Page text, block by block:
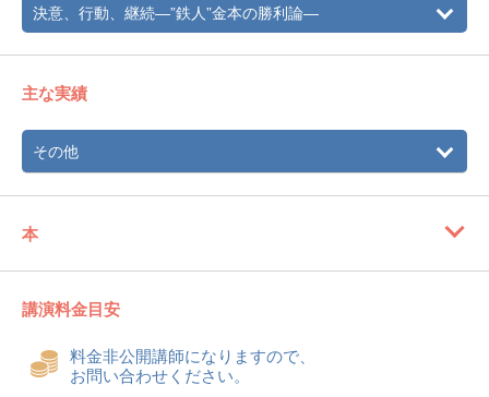
決意、行動、継続―”鉄人”金本の勝利論―
主な実績
その他
本
講演料金目安
料金非公開講師になりますので、
お問い合わせください。